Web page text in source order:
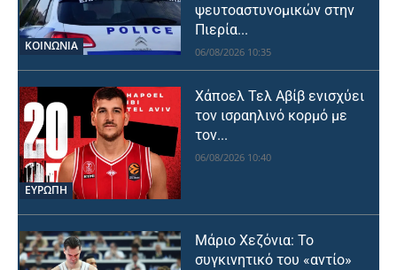
ΚΟΙΝΩΝΙΑ
ψευτοαστυνομικών στην
Πιερία...
06/08/2026 10:35
ΕΥΡΩΠΗ
Χάποελ Τελ Αβίβ ενισχύει
τον ισραηλινό κορμό με
τον...
06/08/2026 10:40
Μάριο Χεζόνια: Το
συγκινητικό του «αντίο»